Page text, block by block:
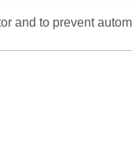
and to prevent